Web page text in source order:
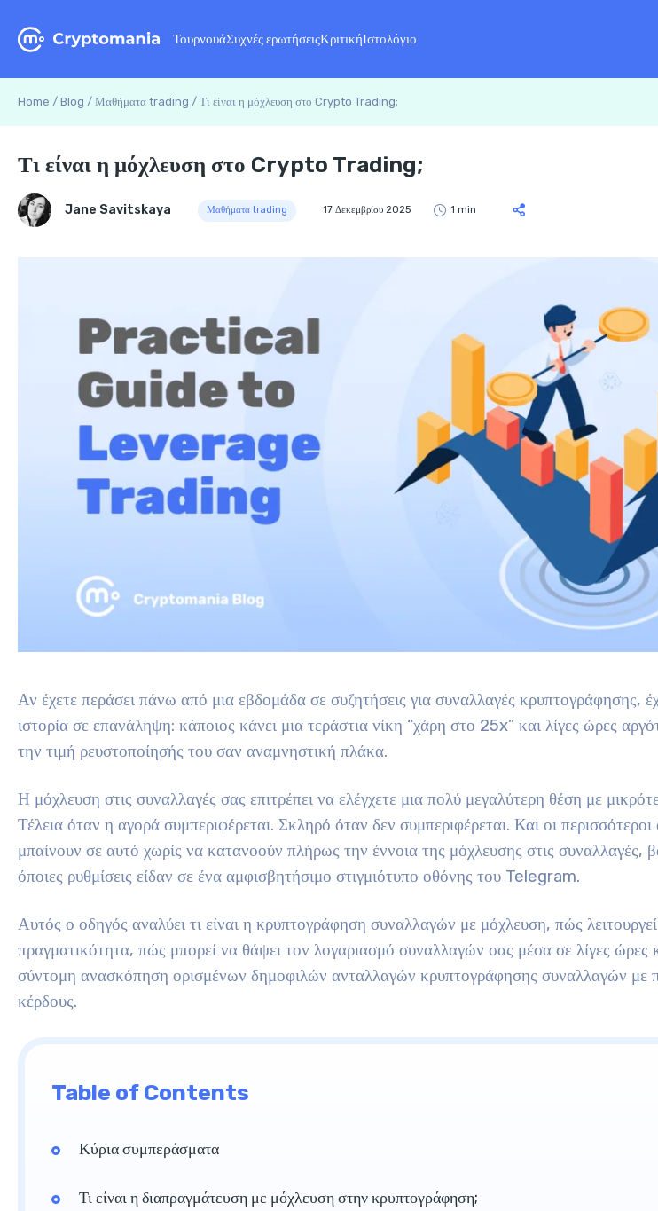
ΤουρνουάΣυχνές ερωτήσειςΚριτικήΙστολόγιο
Home / Blog / Μαθήματα trading / Τι είναι η μόχλευση στο Crypto Trading;
Τι είναι η μόχλευση στο Crypto Trading;
Jane Savitskaya Μαθήματα trading 17 Δεκεμβρίου 2025 1 min
Αν έχετε περάσει πάνω από μια εβδομάδα σε συζητήσεις για συναλλαγές κρυπτογράφησης,
ιστορία σε επανάληψη: κάποιος κάνει μια τεράστια νίκη “χάρη στο 25x” και λίγες ώρες
την τιμή ρευστοποίησής του σαν αναμνηστική πλάκα.
Η μόχλευση στις συναλλαγές σας επιτρέπει να ελέγχετε μια πολύ μεγαλύτερη θέση με
Τέλεια όταν η αγορά συμπεριφέρεται. Σκληρό όταν δεν συμπεριφέρεται. Και οι περισσότεροι
μπαίνουν σε αυτό χωρίς να κατανοούν πλήρως την έννοια της μόχλευσης στις συναλλαγές,
όποιες ρυθμίσεις είδαν σε ένα αμφισβητήσιμο στιγμιότυπο οθόνης του Telegram.
Αυτός ο οδηγός αναλύει τι είναι η κρυπτογράφηση συναλλαγών με μόχλευση, πώς
πραγματικότητα, πώς μπορεί να θάψει τον λογαριασμό συναλλαγών σας μέσα σε λίγες ώρες
σύντομη ανασκόπηση ορισμένων δημοφιλών ανταλλαγών κρυπτογράφησης συναλλαγών με
κέρδους.
Table of Contents
Κύρια συμπεράσματα
Τι είναι η διαπραγμάτευση με μόχλευση στην κρυπτογράφηση;